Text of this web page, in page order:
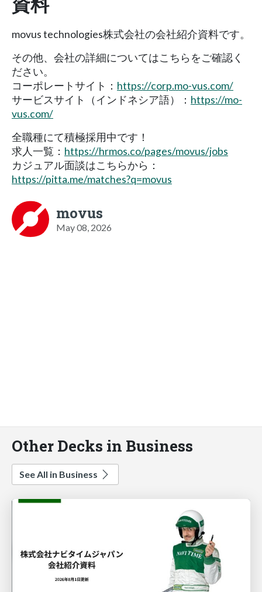
movus technologies株式会社の会社紹介資料です。
その他、会社の詳細についてはこちらをご確認く
ださい。
コーポレートサイト： https://corp.mo-vus.com/
サービスサイト（インドネシア語）： https://mo-
vus.com/
全職種にて積極採用中です！
求人一覧： https://hrmos.co/pages/movus/jobs
カジュアル面談はこちらから：
https://pitta.me/matches?q=movus
movus
May 08, 2026
Other Decks in Business
See All in Business